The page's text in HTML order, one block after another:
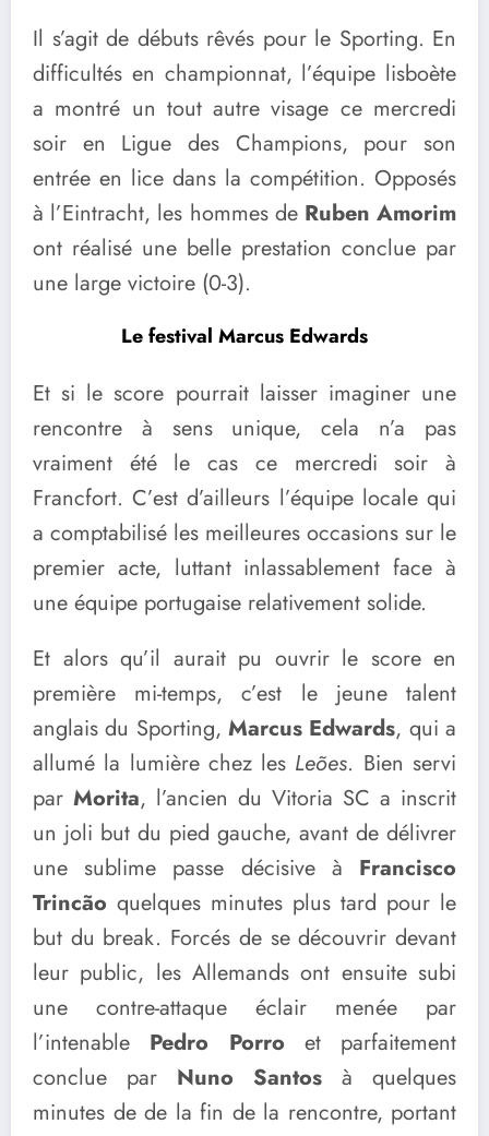
Il s’agit de débuts rêvés pour le Sporting. En
difficultés en championnat, l’équipe lisboète
a montré un tout autre visage ce mercredi
soir en Ligue des Champions, pour son
entrée en lice dans la compétition. Opposés
à l’Eintracht, les hommes de Ruben Amorim
ont réalisé une belle prestation conclue par
une large victoire (0-3).
Le festival Marcus Edwards
Et si le score pourrait laisser imaginer une
rencontre à sens unique, cela n’a pas
vraiment été le cas ce mercredi soir à
Francfort. C’est d’ailleurs l’équipe locale qui
a comptabilisé les meilleures occasions sur le
premier acte, luttant inlassablement face à
une équipe portugaise relativement solide.
Et alors qu’il aurait pu ouvrir le score en
première mi-temps, c’est le jeune talent
anglais du Sporting, Marcus Edwards, qui a
allumé la lumière chez les Leões. Bien servi
par Morita, l’ancien du Vitoria SC a inscrit
un joli but du pied gauche, avant de délivrer
une sublime passe décisive à Francisco
Trincão quelques minutes plus tard pour le
but du break. Forcés de se découvrir devant
leur public, les Allemands ont ensuite subi
une contre-attaque éclair menée par
l’intenable Pedro Porro et parfaitement
conclue par Nuno Santos à quelques
minutes de de la fin de la rencontre, portant